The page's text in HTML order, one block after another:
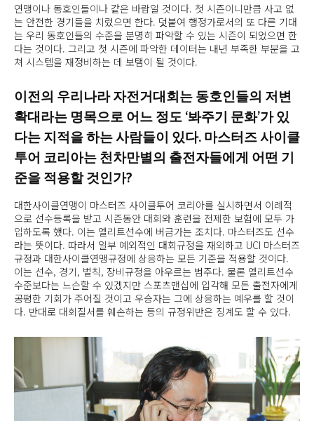
연맹이나 동호인들이나 같은 바람일 것이다. 첫 시즌이니만큼 사고 없
는 안전한 경기들을 치렀으면 한다. 덧붙여 행정가로서의 또 다른 기대
는 우리 동호인들의 수준을 분명히 파악할 수 있는 시즌이 되었으면 한
다는 것이다. 그리고 첫 시즌에 파악한 데이터는 내년 부족한 부분을 고
쳐 시스템을 재정비하는 데 보탬이 될 것이다.
이전의 우리나라 자전거대회는 동호인들의 저변
확대라는 명목으로 어느 정도 ‘봐주기 문화’가 있
다는 지적을 하는 사람들이 있다. 마스터즈 사이클
투어 코리아는 천차만별의 출전자들에게 어떤 기
준을 적용할 것인가?
대한사이클연맹이 마스터즈 사이클투어 코리아를 실시하면서 이례적
으로 선수등록을 받고 시즌동안 대회와 훈련을 전제한 보험에 모두 가
입하도록 했다. 이는 엘리트선수에 버금가는 조치다. 마스터즈도 선수
라는 뜻이다. 따라서 일부 예외적인 대회규정을 재외하고 UCI 마스터즈
규정과 대한사이클연맹규정에 상응하는 모든 기준을 적용할 것이다.
이는 선수, 경기, 벌칙, 장비규정을 아우르는 범주다. 물론 엘리트선수
수준보다는 느슨할 수 있겠지만 스포츠맨십에 입각해 모든 출전자에게
공평한 기회가 주어질 것이고 우승자는 그에 상응하는 예우를 할 것이
다. 반대로 대회질서를 훼손하는 등의 규정위반은 징계도 할 수 있다.